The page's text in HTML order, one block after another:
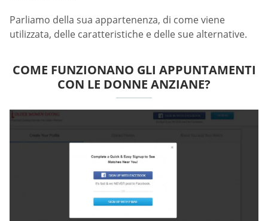
Parliamo della sua appartenenza, di come viene
utilizzata, delle caratteristiche e delle sue alternative.
COME FUNZIONANO GLI APPUNTAMENTI
CON LE DONNE ANZIANE?